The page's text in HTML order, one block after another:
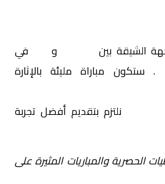
الشيقة بين و
في
. ستكون مباراة مليئة بالإثارة
نلتزم بتقديم أفضل تجربة
الحصرية والمباريات المثيرة على